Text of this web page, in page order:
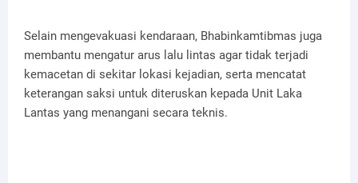
Selain mengevakuasi kendaraan, Bhabinkamtibmas juga
membantu mengatur arus lalu lintas agar tidak terjadi
kemacetan di sekitar lokasi kejadian, serta mencatat
keterangan saksi untuk diteruskan kepada Unit Laka
Lantas yang menangani secara teknis.